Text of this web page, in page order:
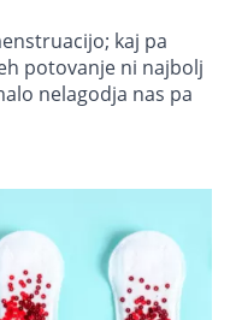
kaj pa
potovanje ni najbolj
nelagodja nas pa